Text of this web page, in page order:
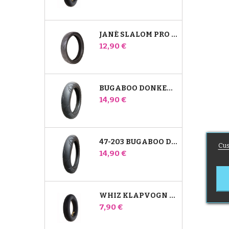
JANÉ SLALOM PRO OG POWERTWIN STROLLER DÆK
Pris
12,90 €
BUGABOO DONKEY 39X177 KOMPATIBELT BARNEVOGNSDÆK - TIL FORHJULET
Pris
14,90 €
47-203 BUGABOO DONKEY KLAPVOGNSKOMPATIBELT DÆK - TIL BAGHJULET
Pris
14,90 €
WHIZ KLAPVOGN BAGERSTE INDRE RØR RED CASTLE
Pris
7,90 €